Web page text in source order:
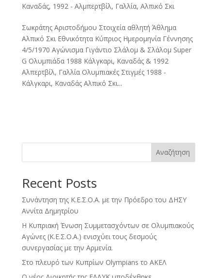
Καναδάς, 1992 - Αλμπερτβίλ, Γαλλία, Αλπικό Σκι
Σωκράτης Αριστοδήμου Στοιχεία αθλητή Άθλημα
Αλπικό Σκι Εθνικότητα Κύπριος Ημερομηνία Γέννησης
4/5/1970 Αγώνισμα Γιγάντιο Σλάλομ & Σλάλομ Super
G Ολυμπιάδα 1988 Κάλγκαρι, Καναδάς & 1992
Αλπερτβίλ, Γαλλία Ολυμπιακές Στιγμές 1988 -
Κάλγκαρι, Καναδάς Αλπικό Σκι...
Αναζήτηση
Recent Posts
Συνάντηση της Κ.Ε.Σ.Ο.Α. με την Πρόεδρο του ΔΗΣΥ
Αννίτα Δημητρίου
Η Κυπριακή Ένωση Συμμετασχόντων σε Ολυμπιακούς
Αγώνες (Κ.Ε.Σ.Ο.Α.) ενισχύει τους δεσμούς
συνεργασίας με την Αρμενία.
Στο πλευρό των Κυπρίων Olympians το ΑΚΕΛ